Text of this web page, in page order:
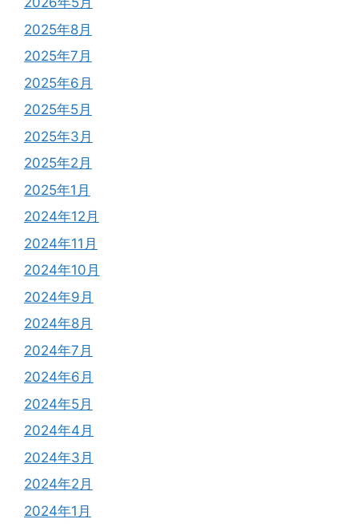
2025年8月
2025年7月
2025年6月
2025年5月
2025年3月
2025年2月
2025年1月
2024年12月
2024年11月
2024年10月
2024年9月
2024年8月
2024年7月
2024年6月
2024年5月
2024年4月
2024年3月
2024年2月
2024年1月